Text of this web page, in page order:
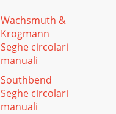
Wachsmuth &
Krogmann
Seghe circolari
manuali
Southbend
Seghe circolari
manuali